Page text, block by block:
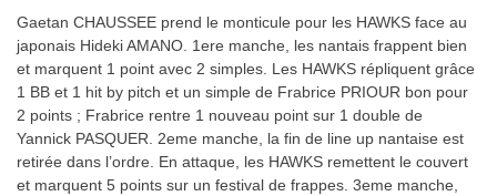
Gaetan CHAUSSEE prend le monticule pour les HAWKS face au
japonais Hideki AMANO. 1ere manche, les nantais frappent bien
et marquent 1 point avec 2 simples. Les HAWKS répliquent grâce
1 BB et 1 hit by pitch et un simple de Frabrice PRIOUR bon pour
2 points ; Frabrice rentre 1 nouveau point sur 1 double de
Yannick PASQUER. 2eme manche, la fin de line up nantaise est
retirée dans l’ordre. En attaque, les HAWKS remettent le couvert
et marquent 5 points sur un festival de frappes. 3eme manche,